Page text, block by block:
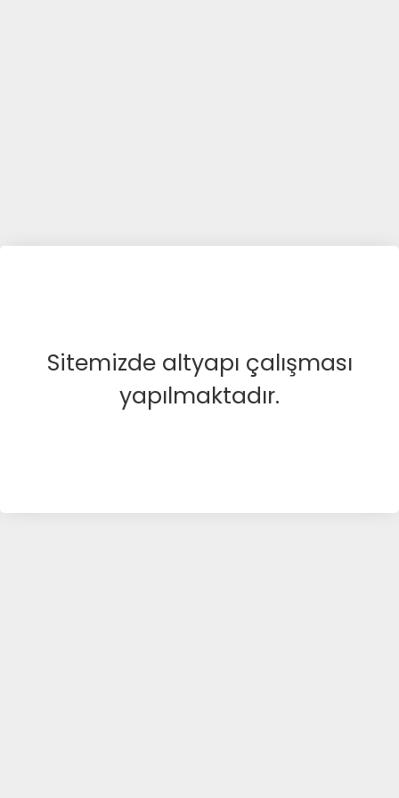
Sitemizde altyapı çalışması
yapılmaktadır.